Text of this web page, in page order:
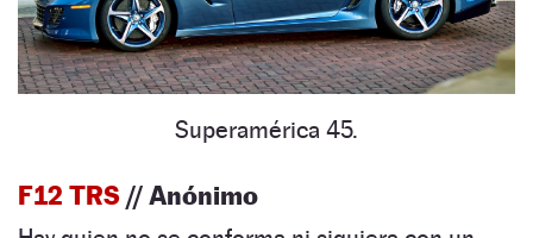
Superamérica 45.
F12 TRS // Anónimo